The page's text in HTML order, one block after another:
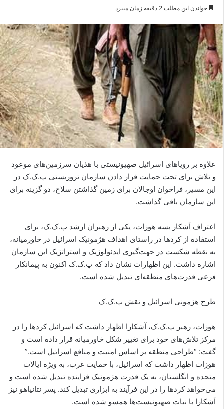
ر
ا
ی
خواندن این مطلب 2 دقیقه زمان میبرد
علاوه بر رویاهای اسرائیل صهیونیستی با هذیان سرزمین‌های موعود
و تلاش برای تحت حمایت قرار دادن سازمان تروریستی پ.ک.ک در
این مسیر، فراخوان اوجالان برای زمین گذاشتن سلاح، دو گزینه برای
این سازمان باقی گذاشت.
اعتراف آشکار بسه هوزات، یکی از رهبران ارشد پ.ک.ک، برای
استفاده از کردها در راستای اهداف هژمونیک اسرائیل در خاورمیانه،
به نقطه شکست در جهت‌گیری ایدئولوژیک و استراتژیک این سازمان
اشاره داشت. این اظهارات نشان داد که پ.ک.ک اکنون به پیمانکار
فرعی قدرت‌های منطقه‌ای تبدیل شده است.
طرح هژمونی اسرائیل و نقش پ.ک.ک
هوزات، رهبر پ.ک.ک، آشکارا اظهار داشت که اسرائیل کردها را در
مرکز تلاش‌های خود برای تغییر شکل خاورمیانه قرار داده است و
گفت: “طراحی منطقه بر اساس امنیت و منافع اسرائیل است.”
هوزات اظهار داشت که اسرائیل، با حمایت غرب، به ویژه ایالات
متحده و انگلستان، به یک قدرت هژمونیک فزاینده تبدیل شده است و
می‌خواهد کردها را در این فرآیند به ابزاری تبدیل کند. پسر نتانیاهو نیز
آشکارا با نیات صهیونیست‌ها همسو شده است.